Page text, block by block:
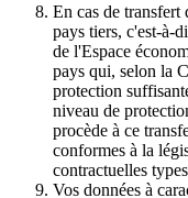
En cas de transfert
pays tiers, c'est-à-
de l'Espace
pays qui, selon la
protection
niveau de
procède à ce
conformes à la
contractuelles
Vos données à